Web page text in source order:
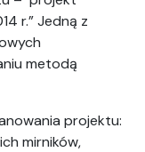
r.” Jedną z
metodą
projektu:
mirników,